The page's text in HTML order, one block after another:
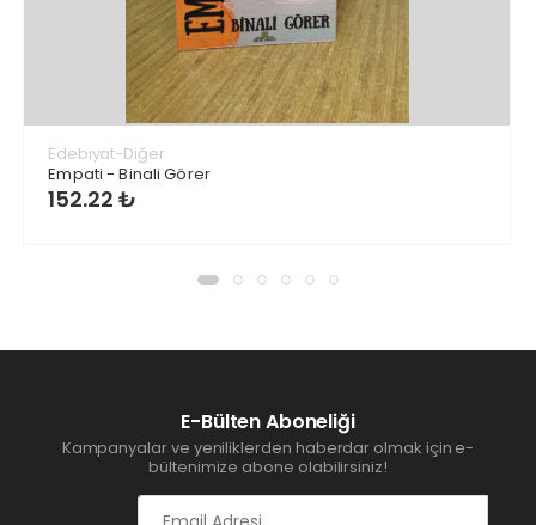
Edebiyat-Diğer
Empati - Binali Görer
152.22 ₺
E-Bülten Aboneliği
Kampanyalar ve yeniliklerden haberdar olmak için e-
bültenimize abone olabilirsiniz!